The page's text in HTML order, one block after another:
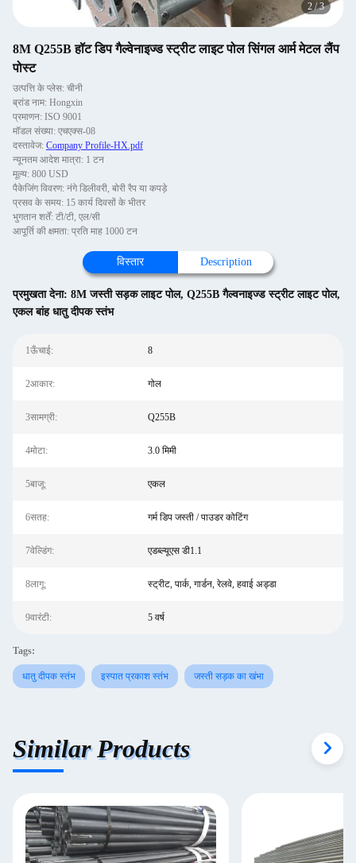
2 /3
8M Q255B हॉट डिप गैल्वेनाइज्ड स्ट्रीट लाइट पोल सिंगल आर्म मेटल लैंप
पोस्ट
उत्पत्ति के प्लेस: चीनी
ब्रांड नाम: Hongxin
प्रमाणन: ISO 9001
मॉडल संख्या: एचएक्स-08
दस्तावेज: Company Profile-HX.pdf
न्यूनतम आदेश मात्रा: 1 टन
मूल्य: 800 USD
पैकेजिंग विवरण: नंगे डिलीवरी, बोरी रैप या कपड़े
प्रसव के समय: 15 कार्य दिवसों के भीतर
भुगतान शर्तें: टी/टी, एल/सी
आपूर्ति की क्षमता: प्रति माह 1000 टन
विस्तार Description
प्रमुखता देना: 8M जस्ती सड़क लाइट पोल, Q255B गैल्वनाइज्ड स्ट्रीट लाइट पोल,
एकल बांह धातु दीपक स्तंभ
1ऊँचाई: 8
2आकार: गोल
3सामग्री: Q255B
4मोटा: 3.0 मिमी
5बाजू: एकल
6सतह: गर्म डिप जस्ती / पाउडर कोटिंग
7वेल्डिंग: एडब्ल्यूएस डी1.1
8लागू: स्ट्रीट, पार्क, गार्डन, रेलवे, हवाई अड्डा
9वारंटी: 5 वर्ष
Tags:
धातु दीपक स्तंभ इस्पात प्रकाश स्तंभ जस्ती सड़क का खंभा
Similar Products